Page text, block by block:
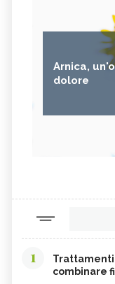
Arnica,
dolore
1
combinare